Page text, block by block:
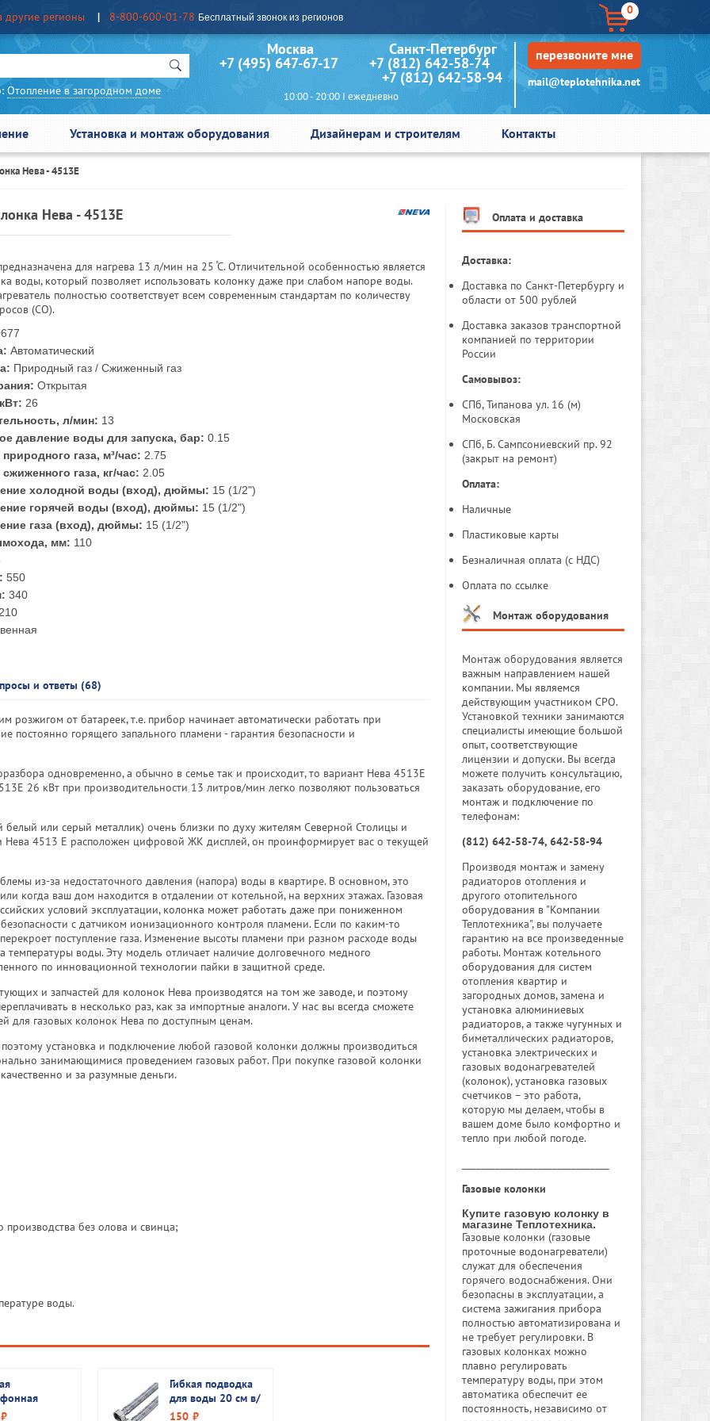
другие регионы 8-800-600-01-78 Бесплатный звонок из регионов
0
Отопление в загородном доме
Москва Санкт-Петербург
+7 (495) 647-67-17 +7 (812) 642-58-74
+7 (812) 642-58-94
10:00 - 20:00 I ежедневно
перезвоните мне
mail@teplotehnika.net
Установка и монтаж оборудования Дизайнерам и строителям Контакты
Нева - 4513Е
Нева - 4513Е
для нагрева 13 л/мин на 25 ̊С. Отличительной особенностью является
воды, который позволяет использовать колонку даже при слабом напоре воды.
полностью соответствует всем современным стандартам по количеству
(СО).
Автоматический
Природный газ / Сжиженный газ
Открытая
26
л/мин: 13
давление воды для запуска, бар: 0.15
газа, м³/час: 2.75
газа, кг/час: 2.05
холодной воды (вход), дюймы: 15 (1/2")
горячей воды (вход), дюймы: 15 (1/2")
газа (вход), дюймы: 15 (1/2")
мм: 110
550
340
и ответы (68)
розжигом от батареек, т.е. прибор начинает автоматически работать при
постоянно горящего запального пламени - гарантия безопасности и
одновременно, а обычно в семье так и происходит, то вариант Нева 4513Е
26 кВт при производительности 13 литров/мин легко позволяют пользоваться
белый или серый металлик) очень близки по духу жителям Северной Столицы и
Нева 4513 Е расположен цифровой ЖК дисплей, он проинформирует вас о текущей
из-за недостаточного давления (напора) воды в квартире. В основном, это
когда ваш дом находится в отдалении от котельной, на верхних этажах. Газовая
условий эксплуатации, колонка может работать даже при пониженном
с датчиком ионизационного контроля пламени. Если по каким-то
поступление газа. Изменение высоты пламени при разном расходе воды
воды. Эту модель отличает наличие долговечного медного
по инновационной технологии пайки в защитной среде.
и запчастей для колонок Нева производятся на том же заводе, и поэтому
в несколько раз, как за импортные аналоги. У нас вы всегда сможете
для газовых колонок Нева по доступным ценам.
установка и подключение любой газовой колонки должны производиться
занимающимися проведением газовых работ. При покупке газовой колонки
и за разумные деньги.
без олова и свинца;
воды.
для газа
руб.
Гибкая подводка
для воды 20 см в/
в ТР
150 руб.
Оплата и доставка
Доставка:
Доставка по Санкт-Петербургу и
области от 500 рублей
Доставка заказов транспортной
компанией по территории
России
Самовывоз:
СПб, Типанова ул. 16 (м)
Московская
СПб, Б. Сампсониевский пр. 92
(закрыт на ремонт)
Оплата:
Наличные
Пластиковые карты
Безналичная оплата (с НДС)
Оплата по ссылке
Монтаж оборудования
Монтаж оборудования является
важным направлением нашей
компании. Мы являемся
действующим участником СРО.
Установкой техники занимаются
специалисты имеющие большой
опыт, соответствующие
лицензии и допуски. Вы всегда
можете получить консультацию,
заказать оборудование, его
монтаж и подключение по
телефонам:
(812) 642-58-74, 642-58-94
Производя монтаж и замену
радиаторов отопления и
другого отопительного
оборудования в "Компании
Теплотехника", вы получаете
гарантию на все произведенные
работы. Монтаж котельного
оборудования для систем
отопления квартир и
загородных домов, замена и
установка алюминиевых
радиаторов, а также чугунных и
биметаллических радиаторов,
установка электрических и
газовых водонагревателей
(колонок), установка газовых
счетчиков – это работа,
которую мы делаем, чтобы в
вашем доме было комфортно и
тепло при любой погоде.
Газовые колонки
Купите газовую колонку в
магазине Теплотехника.
Газовые колонки (газовые
проточные водонагреватели)
служат для обеспечения
горячего водоснабжения. Они
безопасны в эксплуатации, а
система зажигания прибора
полностью автоматизирована и
не требует регулировки. В
газовых колонках можно
плавно регулировать
температуру воды, при этом
автоматика обеспечит ее
постоянность, независимо от